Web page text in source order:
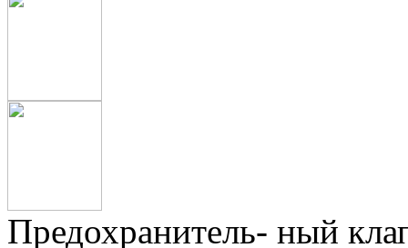
Предохранитель- ный